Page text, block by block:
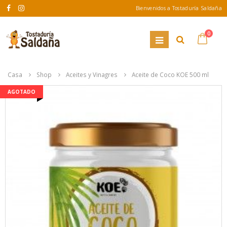
Bienvenidos a Tostaduría Saldaña
0
Casa Shop Aceites y Vinagres Aceite de Coco KOE 500 ml
AGOTADO